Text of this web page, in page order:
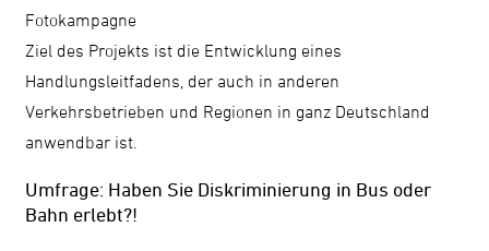
Fotokampagne
Ziel des Projekts ist die Entwicklung eines
Handlungsleitfadens, der auch in anderen
Verkehrsbetrieben und Regionen in ganz Deutschland
anwendbar ist.
Umfrage: Haben Sie Diskriminierung in Bus oder
Bahn erlebt?!